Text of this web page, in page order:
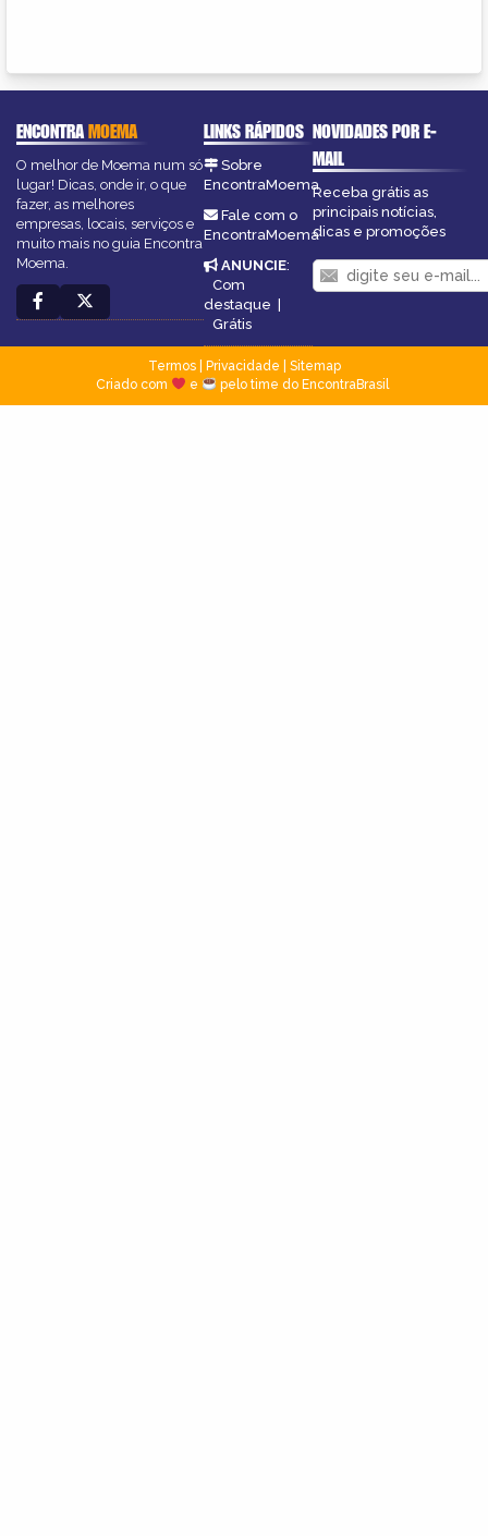
ENCONTRAMOEMA
O melhor de Moema num só
lugar! Dicas, onde ir, o que
fazer, as melhores
empresas, locais, serviços e
muito mais no guia Encontra
Moema.
LINKS RÁPIDOS
Sobre
EncontraMoema
Fale com o
EncontraMoema
ANUNCIE:
Com
destaque
Grátis
NOVIDADES POR E-
MAIL
Receba grátis as
principais notícias,
dicas e promoções
Termos| Privacidade
Sitemap
Criado com
e pelo time do EncontraBrasil